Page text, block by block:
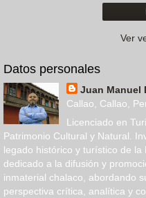
Ver
Datos personales
Juan Manuel
Callao, Callao,
Licenciado en
Patrimonio Cultural y Natural.
legado histórico y turístico de
dedicado a la difusión y
inmaterial chalaco, abordando
perspectiva crítica, analítica y